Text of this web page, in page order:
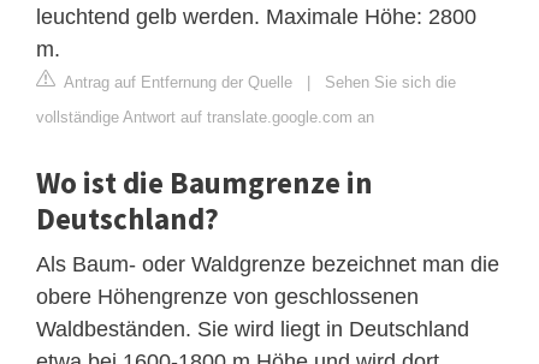
leuchtend gelb werden. Maximale Höhe: 2800
m.
Antrag auf Entfernung der Quelle | Sehen Sie sich die
vollständige Antwort auf translate.google.com an
Wo ist die Baumgrenze in
Deutschland?
Als Baum- oder Waldgrenze bezeichnet man die
obere Höhengrenze von geschlossenen
Waldbeständen. Sie wird liegt in Deutschland